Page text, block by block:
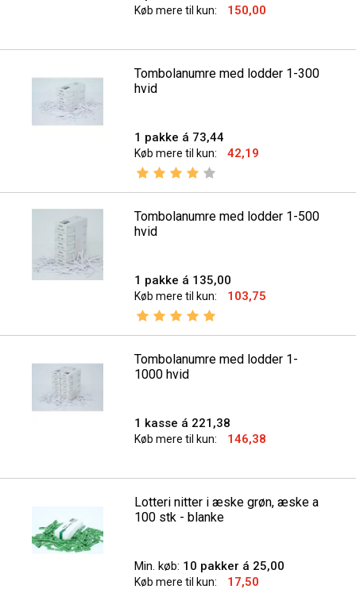
Køb mere til kun: 150,00
Tombolanumre med lodder 1-300
hvid
1 pakke á 73,44
Køb mere til kun: 42,19
Vurdering:
Tombolanumre med lodder 1-500
hvid
1 pakke á 135,00
Køb mere til kun: 103,75
Vurdering:
Tombolanumre med lodder 1-
1000 hvid
1 kasse á 221,38
Køb mere til kun: 146,38
Lotteri nitter i æske grøn, æske a
100 stk - blanke
Min. køb: 10 pakker á 25,00
Køb mere til kun: 17,50